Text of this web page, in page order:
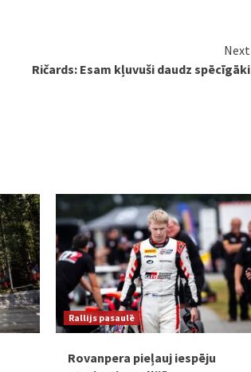
Next
Ričards: Esam kļuvuši daudz spēcīgāki
Rallijs pasaulē
Rovanpera pieļauj iespēju